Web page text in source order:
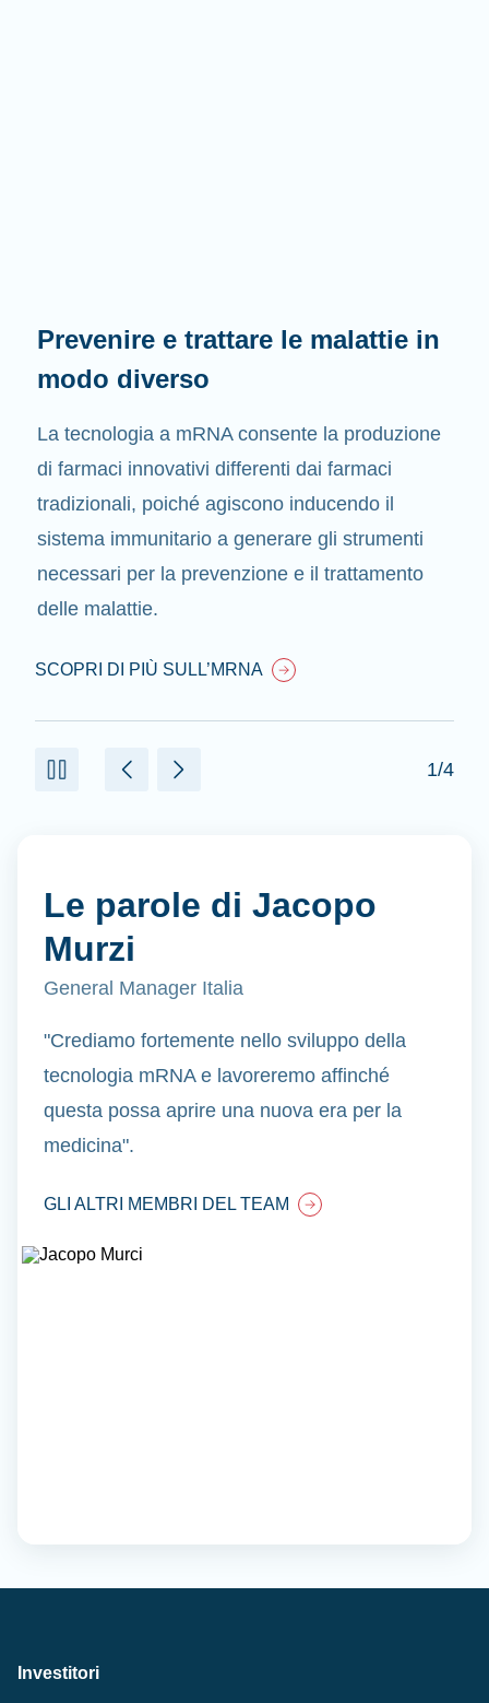
Prevenire e trattare le malattie in
modo diverso
La tecnologia a mRNA consente la produzione
di farmaci innovativi differenti dai farmaci
tradizionali, poiché agiscono inducendo il
sistema immunitario a generare gli strumenti
necessari per la prevenzione e il trattamento
delle malattie.
SCOPRI DI PIÙ SULL’MRNA
1/4
Le parole di Jacopo
Murzi
General Manager Italia
"Crediamo fortemente nello sviluppo della
tecnologia mRNA e lavoreremo affinché
questa possa aprire una nuova era per la
medicina".
GLI ALTRI MEMBRI DEL TEAM
Investitori